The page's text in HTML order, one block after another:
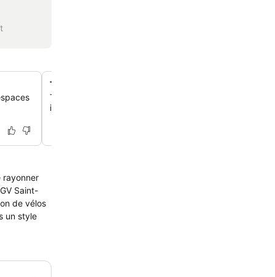
Tarifs préférentiels pour le parking à proximité
Tu bénéficies de tarifs réduits spéciaux au parking
idéalement situé à 5 minutes à pied de l'hôtel.
rayonner
Saint-
de vélos
un style